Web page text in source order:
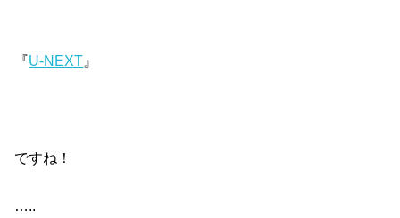
『U-NEXT 』
ですね！
…..